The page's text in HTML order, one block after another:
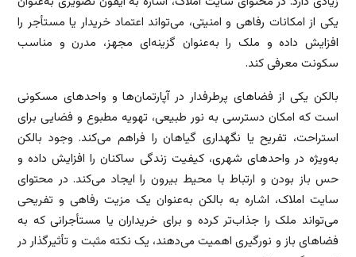
یکی از امکانات رفاهی و امنیتی، می‌تواند اعتماد خریدار یا مستأجر را
افزایش داده و ملک را به‌عنوان گزینه‌ای مجهز، مدرن و مناسب
سکونت معرفی کند.
بالکن یکی از فضاهای پرطرفدار در آپارتمان‌ها و واحدهای مسکونی
است که امکان دسترسی به نور طبیعی، تهویه مطبوع و فضایی برای
استراحت، تفریح یا نگهداری گیاهان را فراهم می‌کند. وجود بالکن
به‌ویژه در واحدهای شهری، کیفیت زندگی ساکنان را افزایش داده و
حس باز بودن و ارتباط با محیط بیرون را ایجاد می‌کند. در محتوای
سایت املاک، اشاره به بالکن به‌عنوان یک مزیت رفاهی و تفریحی
می‌تواند ملک را جذاب‌تر کرده و برای خریداران یا مستأجرانی که به
فضاهای باز و نورگیری اهمیت می‌دهند، یک نکته مثبت و تأثیرگذار در